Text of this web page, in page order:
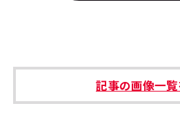
記事の画像一